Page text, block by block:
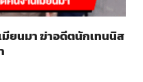
ยนมา ฆ่าอดีตนักเทนนิส